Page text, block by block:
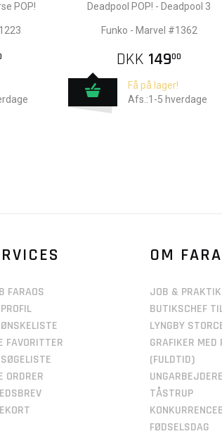
POP!
Deadpool POP! - Deadpool 3
Funko - Marvel #1362
DKK 14900
Få på lager!
Afs.:1-5 hverdage
FARAOS
FAVORITTER
ORDRER
OM
JOB & PRAKTIK
BUTIKSCHEF
LYNGBY
GRAFIKER MED
(FULDTID)
TÅSTRUP
FØDSELSDAG